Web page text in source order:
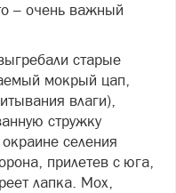
– очень важный
старые
мокрый цап,
влаги),
стружку
селения
прилетев с юга,
лапка. Мох,